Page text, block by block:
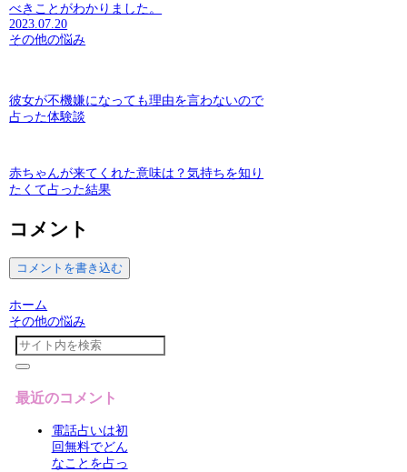
べきことがわかりました。
2023.07.20
その他の悩み
彼女が不機嫌になっても理由を言わないので
占った体験談
赤ちゃんが来てくれた意味は？気持ちを知り
たくて占った結果
コメント
コメントを書き込む
ホーム
その他の悩み
最近のコメント
電話占いは初
回無料でどん
なことを占っ